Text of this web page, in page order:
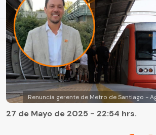
Renuncia gerente de Metro de Santiago -
27 de Mayo de 2025 - 22:54 hrs.